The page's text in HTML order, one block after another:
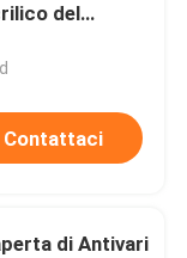
del
Contattaci
di Antivari